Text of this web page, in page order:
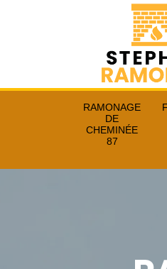
RAMONAGE
DE
CHEMINÉE
87